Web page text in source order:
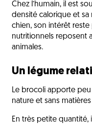
Chez l’humain, il est
densité calorique et sa
chien, son intérêt reste
nutritionnels reposent
animales.
Un légume
Le brocoli apporte
nature et sans
En très petite